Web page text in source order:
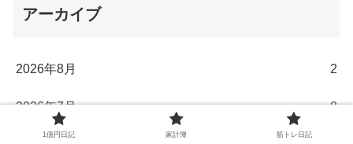
アーカイブ
2026年8月 2
2026年7月 8
1億円日記 家計簿 筋トレ日記